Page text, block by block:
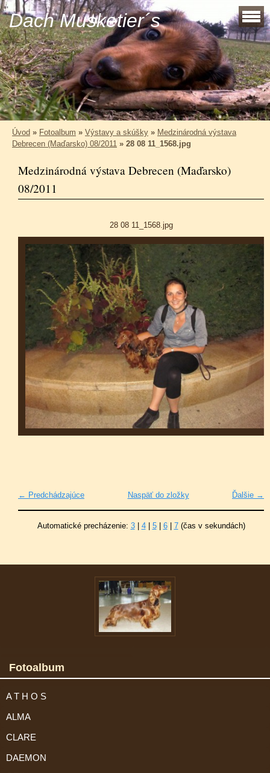
Dach Musketier´s
Úvod » Fotoalbum » Výstavy a skúšky » Medzinárodná výstava
Debrecen (Maďarsko) 08/2011 » 28 08 11_1568.jpg
Medzinárodná výstava Debrecen (Maďarsko)
08/2011
28 08 11_1568.jpg
← Predchádzajúce Ďalšie →
Naspäť do zložky
Automatické precházenie: 3| 4| 5| 6| 7(čas v sekundách)
Fotoalbum
A T H O S
ALMA
CLARE
DAEMON